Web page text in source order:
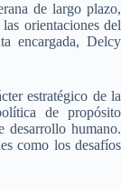
de largo plazo,
orientaciones del
encargada, Delcy
estratégico de la
de propósito
desarrollo humano.
como los desafíos